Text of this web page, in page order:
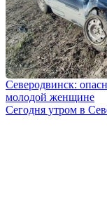
Северодвинск:
молодой женщине
Сегодня утром в